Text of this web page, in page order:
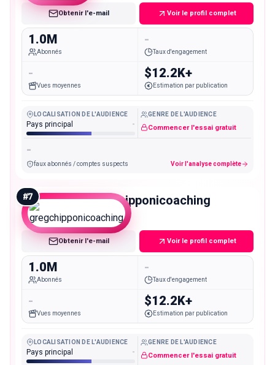
Obtenir l'e-mail Voir le profil complet
1.0M
Abonnés
-
Taux d'engagement
-
Vues moyennes
$12.2K+
Estimation par publication
LOCALISATION DE L'AUDIENCE
Pays principal -
GENRE DE L'AUDIENCE
Commencer l'essai gratuit
-
faux abonnés / comptes suspects Voir l'analyse complète
#7 gregchipponicoaching
Mega
Obtenir l'e-mail Voir le profil complet
1.0M
Abonnés
-
Taux d'engagement
-
Vues moyennes
$12.2K+
Estimation par publication
LOCALISATION DE L'AUDIENCE
Pays principal -
GENRE DE L'AUDIENCE
Commencer l'essai gratuit